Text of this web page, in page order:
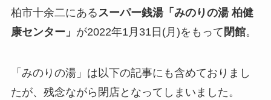
柏市十余二にある スーパー銭湯「みのりの湯 柏健
康センター」 が2022年1月31日(月)をもって 閉館。
「みのりの湯」は以下の記事にも含めておりまし
たが、残念ながら閉店となってしまいました。